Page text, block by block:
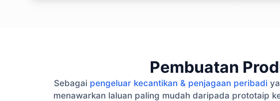
Pembuatan
Sebagai pengeluar kecantikan & penjagaan peribadi
menawarkan laluan paling mudah daripada prototaip